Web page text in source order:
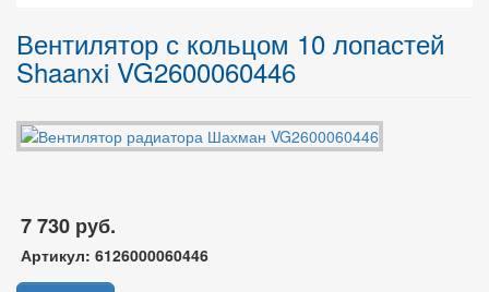
Вентилятор с кольцом 10 лопастей
Shaanxi VG2600060446
7 730 руб.
Артикул: 6126000060446